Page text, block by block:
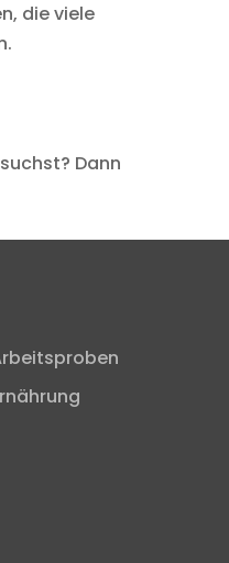
die viele
Dann